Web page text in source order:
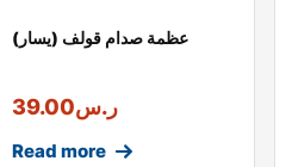
عظمة صدام قولف (يسار)
ر.س39.00
Read more